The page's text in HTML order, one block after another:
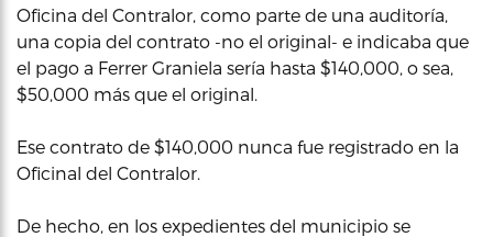
Oficina del Contralor, como parte de una auditoría,
una copia del contrato -no el original- e indicaba que
el pago a Ferrer Graniela sería hasta $140,000, o sea,
$50,000 más que el original.
Ese contrato de $140,000 nunca fue registrado en la
Oficinal del Contralor.
De hecho, en los expedientes del municipio se